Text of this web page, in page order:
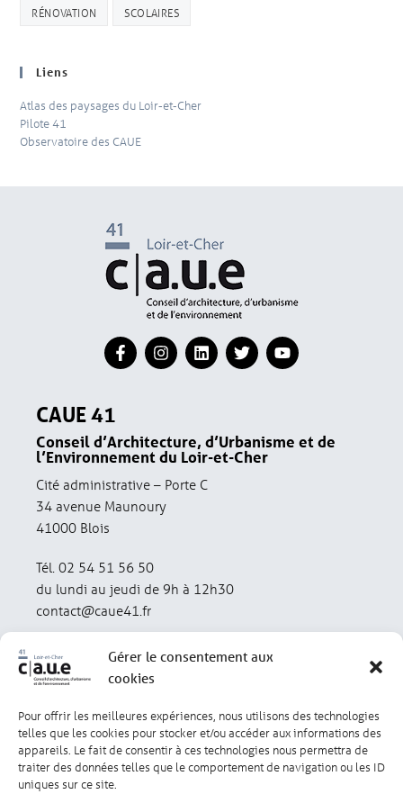
Gérer le consentement aux
cookies
Pour offrir les meilleures expériences, nous utilisons des technologies
telles que les cookies pour stocker et/ou accéder aux informations des
appareils. Le fait de consentir à ces technologies nous permettra de
traiter des données telles que le comportement de navigation ou les ID
uniques sur ce site.
RÉNOVATION SCOLAIRES
Liens
Atlas des paysages du Loir-et-Cher
Pilote 41
Observatoire des CAUE
CAUE 41
Conseil d’Architecture, d’Urbanisme et de
l’Environnement du Loir-et-Cher
Cité administrative – Porte C
34 avenue Maunoury
41000 Blois
Tél. 02 54 51 56 50
du lundi au jeudi de 9h à 12h30
contact@caue41.fr
Mentions légales Politique de confidentialité
Lexique Réalisation : olivgraphic.com